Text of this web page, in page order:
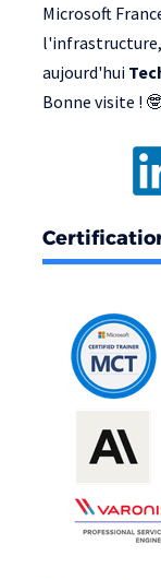
Microsoft
l'infrastructure,
aujourd'hui
Bonne visite !